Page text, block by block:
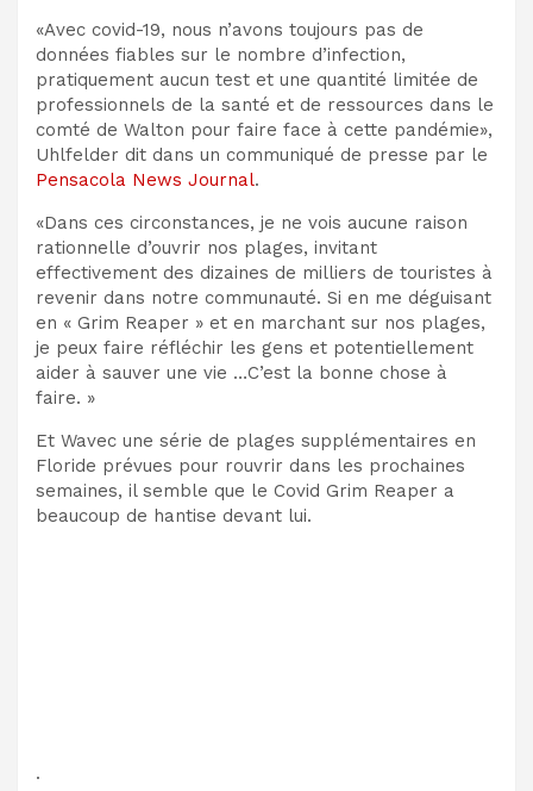
«Avec covid-19, nous n’avons toujours pas de
données fiables sur le nombre d’infection,
pratiquement aucun test et une quantité limitée de
professionnels de la santé et de ressources dans le
comté de Walton pour faire face à cette pandémie»,
Uhlfelder dit dans un communiqué de presse par le
Pensacola News Journal.
«Dans ces circonstances, je ne vois aucune raison
rationnelle d’ouvrir nos plages, invitant
effectivement des dizaines de milliers de touristes à
revenir dans notre communauté. Si en me déguisant
en « Grim Reaper » et en marchant sur nos plages,
je peux faire réfléchir les gens et potentiellement
aider à sauver une vie …C’est la bonne chose à
faire. »
Et Wavec une série de plages supplémentaires en
Floride prévues pour rouvrir dans les prochaines
semaines, il semble que le Covid Grim Reaper a
beaucoup de hantise devant lui.
.